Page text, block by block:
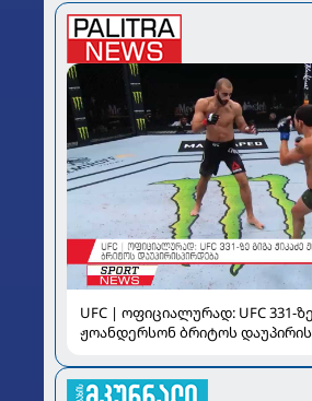
UFC | ოფიციალურად: UFC 331-
ჟოანდერსონ ბრიტოს